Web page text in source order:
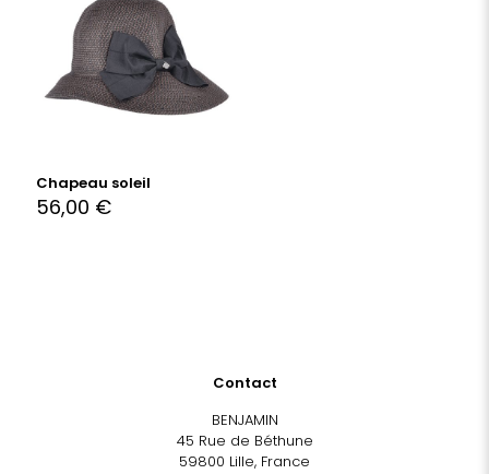
Chapeau soleil
56,00 €
Contact
BENJAMIN
45 Rue de Béthune
59800 Lille, France